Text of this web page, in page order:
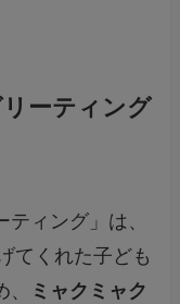
ーティング
ティング」は、
てくれた子ども
ミャクミャク